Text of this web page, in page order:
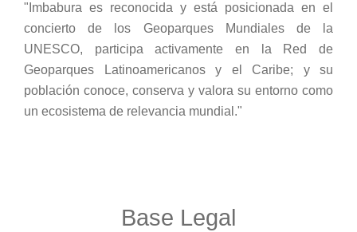
"Imbabura es reconocida y está posicionada en el
concierto de los Geoparques Mundiales de la
UNESCO, participa activamente en la Red de
Geoparques Latinoamericanos y el Caribe; y su
población conoce, conserva y valora su entorno como
un ecosistema de relevancia mundial."
Base Legal